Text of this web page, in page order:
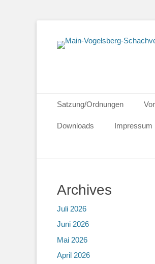
Primäres Menü
Inhalt
springen
Satzung/Ordnungen
Downloads
Impressum
Archives
Juli 2026
Juni 2026
Mai 2026
April 2026